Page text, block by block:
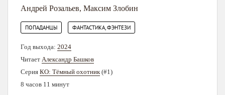
Андрей Розальев, Максим Злобин
ПОПАДАНЦЫ ФАНТАСТИКА, ФЭНТЕЗИ
Год выхода: 2024
Читает Александр Башков
Серия КО: Тёмный охотник (#1)
8 часов 11 минут